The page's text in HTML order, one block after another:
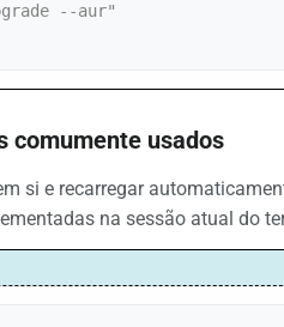
--aur"
comumente usados
si e recarregar
na sessão atual do